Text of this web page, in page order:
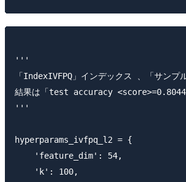
'''
「IndexIVFPQ」インデックス 、「サンプ
結果は「test accuracy
'''
hyperparams_ivfpq_l2 = {
    'feature_dim': 54,
    'k': 100,